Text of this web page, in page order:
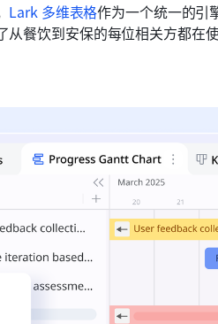
Lark 多维表格作为一个统一的引
从餐饮到安保的每位相关方都在